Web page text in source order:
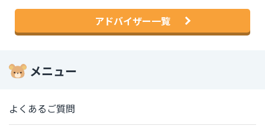
アドバイザー一覧
メニュー
よくあるご質問